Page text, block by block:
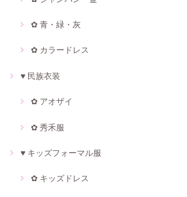
✿ 青・緑・灰
✿ カラードレス
♥ 民族衣装
✿ アオザイ
✿ 秀禾服
♥ キッズフォーマル服
✿ キッズドレス